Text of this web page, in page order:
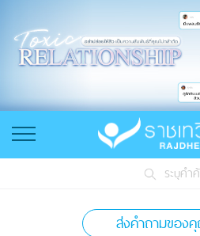
ระบุคำ
ส่งคำถามของ